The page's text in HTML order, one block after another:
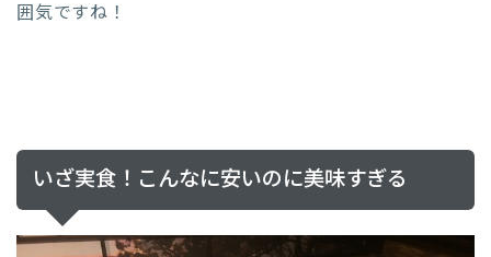
囲気ですね！
いざ実食！こんなに安いのに美味すぎる